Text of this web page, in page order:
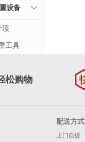
设备
顶
工具
松购物
配送方式
上门自提